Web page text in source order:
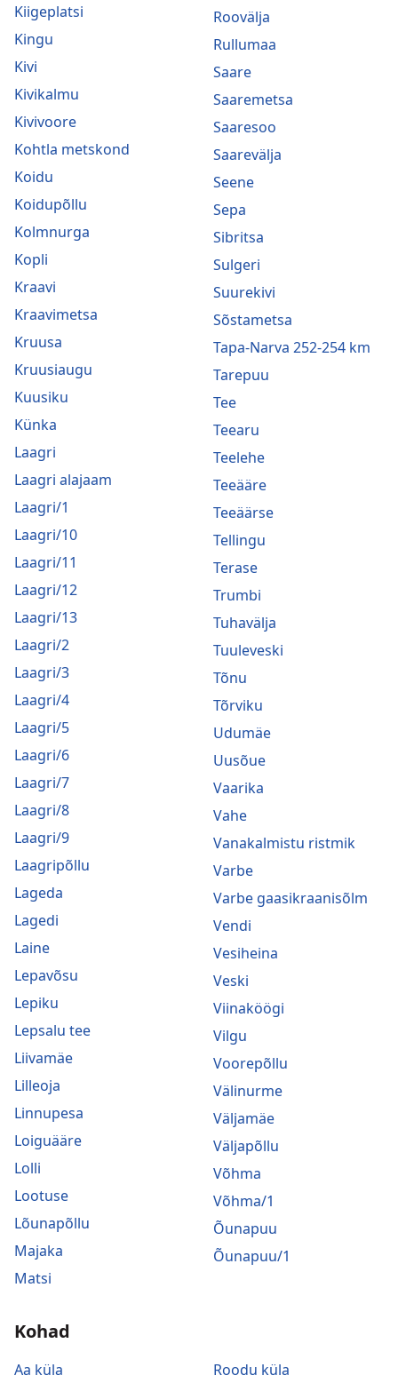
Kiigeplatsi
Kingu
Kivi
Kivikalmu
Kivivoore
Kohtla metskond
Koidu
Koidupõllu
Kolmnurga
Kopli
Kraavi
Kraavimetsa
Kruusa
Kruusiaugu
Kuusiku
Künka
Laagri
Laagri alajaam
Laagri/1
Laagri/10
Laagri/11
Laagri/12
Laagri/13
Laagri/2
Laagri/3
Laagri/4
Laagri/5
Laagri/6
Laagri/7
Laagri/8
Laagri/9
Laagripõllu
Lageda
Lagedi
Laine
Lepavõsu
Lepiku
Lepsalu tee
Liivamäe
Lilleoja
Linnupesa
Loiguääre
Lolli
Lootuse
Lõunapõllu
Majaka
Matsi
Roovälja
Rullumaa
Saare
Saaremetsa
Saaresoo
Saarevälja
Seene
Sepa
Sibritsa
Sulgeri
Suurekivi
Sõstametsa
Tapa-Narva 252-254 km
Tarepuu
Tee
Teearu
Teelehe
Teeääre
Teeäärse
Tellingu
Terase
Trumbi
Tuhavälja
Tuuleveski
Tõnu
Tõrviku
Udumäe
Uusõue
Vaarika
Vahe
Vanakalmistu ristmik
Varbe
Varbe gaasikraanisõlm
Vendi
Vesiheina
Veski
Viinaköögi
Vilgu
Voorepõllu
Välinurme
Väljamäe
Väljapõllu
Võhma
Võhma/1
Õunapuu
Õunapuu/1
Kohad
Aa küla Roodu küla